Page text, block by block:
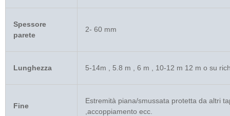
Spessore
parete
2- 60 mm
Lunghezza 5-14m , 5.8 m , 6 m , 10-12 m 12 m o su
Fine
Estremità piana/smussata protetta da altri
,accoppiamento ecc.